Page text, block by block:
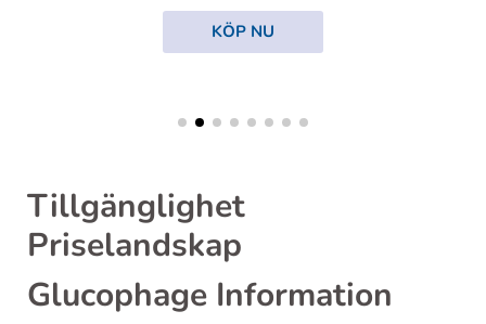
KÖP NU
Tillgänglighet
Priselandskap
Glucophage Information